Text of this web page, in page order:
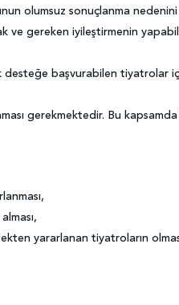
olumsuz sonuçlanma
ve gereken iyileştirmenin
desteğe başvurabilen tiyatrolar
gerekmektedir. Bu
yararlanan tiyatroların